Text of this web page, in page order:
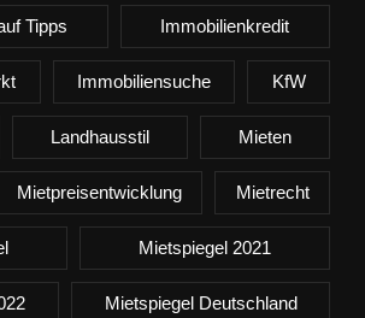
Tipps Immobilienkredit
Immobiliensuche KfW
Landhausstil Mieten
Mietpreisentwicklung Mietrecht
Mietspiegel 2021
Mietspiegel Deutschland